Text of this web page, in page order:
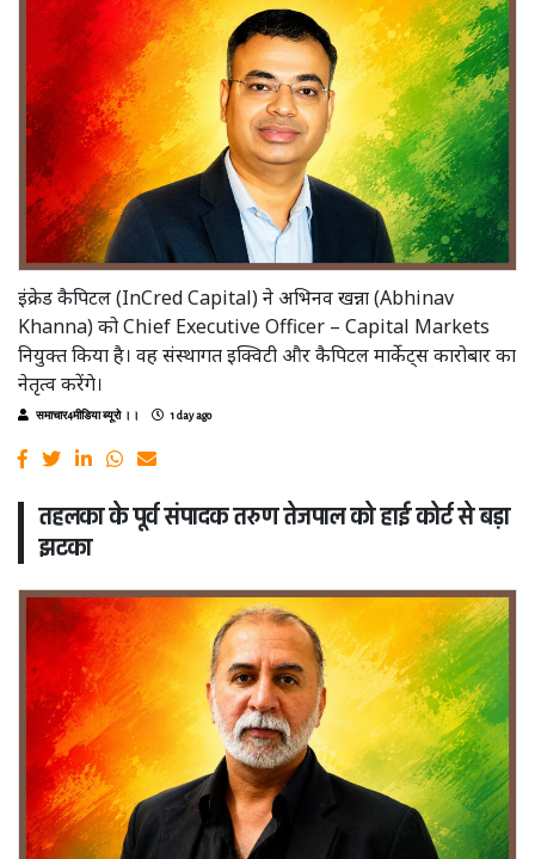
इंक्रेड कैपिटल (InCred Capital) ने अभिनव खन्ना (Abhinav
Khanna) को Chief Executive Officer – Capital Markets
नियुक्त किया है। वह संस्थागत इक्विटी और कैपिटल मार्केट्स कारोबार का
नेतृत्व करेंगे।
समाचार4मीडिया ब्यूरो ।। 1 day ago
तहलका के पूर्व संपादक तरुण तेजपाल को हाई कोर्ट से बड़ा
झटका